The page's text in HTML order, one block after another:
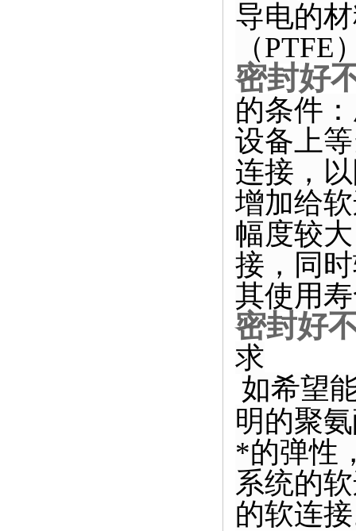
导电的
（PTFE
密封好
的条件
设备上
连接，
增加给
幅度较
接， 同
其使用
密封好
求
如希望
明的聚
*的弹性
系统的
的软连接